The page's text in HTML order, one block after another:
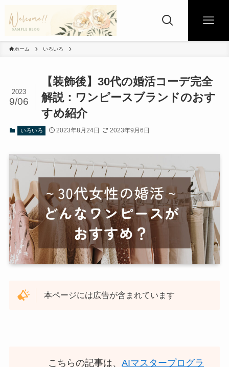
ホーム いろいろ
【装飾後】30代の婚活コーデ完全
解説：ワンピースブランドのおす
すめ紹介
2023
9/06
いろいろ 2023年8月24日 2023年9月6日
本ページには広告が含まれています
こちらの記事は、AIマスタープログラ